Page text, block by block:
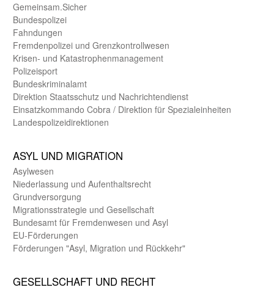
Gemein­sam.Sicher
Bundes­polizei
Fahndungen
Fremdenpolizei und Grenzkontrollwesen
Krisen- und Katastrophen­management
Polizeisport
Bundes­kriminal­amt
Direktion Staats­schutz und Nach­richten­dienst
Einsatz­kommando Cobra / Direktion für Spezialeinheiten
Landes­polizei­direk­tionen
ASYL UND MIGRA­TION
Asyl­wesen
Nieder­lassung und Aufent­halts­recht
Grund­versorgung
Migrations­strategie und Gesell­schaft
Bundes­amt für Fremden­wesen und Asyl
EU-Förde­rungen
Förderungen "Asyl, Migration und Rückkehr"
GE­SELL­SCHAFT UND RECHT